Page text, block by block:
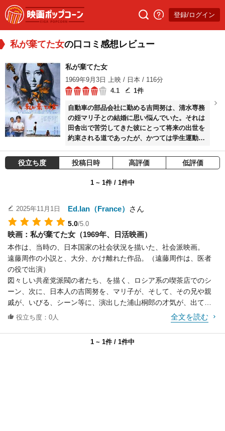
登録/ログイン
私が棄てた女の口コミ感想レビュー
私が棄てた女
1969年9月3日 上映 / 日本 / 116分
4.1
1件
自動車の部品会社に勤める吉岡努は、清水専務
の姪マリ子との結婚に思い悩んでいた。それは
田舎出で苦労してきた彼にとって将来の出世を
約束される道であったが、かつては学生運動に
快楽と利益を追うホワイトカラー族の一人にな
っている…。ある夜、努は下宿仲間と飲み、ク
ラブの女を抱いた。その女から彼はミツの噂を
聞いて愕然とした。ミツは努が学生時代に遊び
もなく、肉体だけのつながり、将来への希望は
だ上、海岸におきざりにして逃げ、下宿も変え
てしまった。ミツがその後、努の子供を中絶し
たことなど知る由もなかった。
役立ち度 投稿日時 高評価 低評価
1 ~ 1件 / 1件中
2025年11月1日 Ed.Ian（France） さん
5.0/5.0
映画：私が棄てた女（1969年、日活映画）
本作は、当時の、日本国家の社会状況を描いた、社会派映画。
遠藤周作の小説と、大分、かけ離れた作品。（遠藤周作は、医者
の役で出演）
図々しい共産党派閥の者たち、を描く、ロシア系の喫茶店でのシ
ーン、次に、日本人の吉岡努を、マリ子が、そして、その兄や親
戚が、いびる、シーン等に、演出した浦山桐郎の才気が、出てい
て、これは、傑作です。
いくつか重ねた重厚な青春大作映画として観ることも可能。
中国系あるいは、韓国系の人たち、が、人数増えているようです
が、日本人を描いた作品、として必見かも。
役立ち度：0人 全文を読む
1 ~ 1件 / 1件中